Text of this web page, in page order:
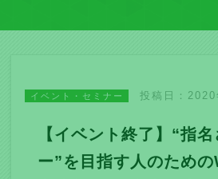
イベント・セミナー 投稿日：2020
【イベント終了】“指
ー”を目指す人のため